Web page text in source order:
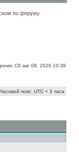
по форуму.
Сб авг 08, 2026 10:38
Часовой пояс: UTC + 3 часа